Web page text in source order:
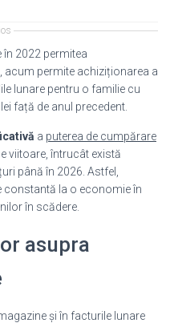
în 2022 permitea
acum permite achiziționarea a
lunare pentru o familie cu
față de anul precedent.
a puterea de cumpărare
viitoare, întrucât există
până în 2026. Astfel,
la o economie în
în scădere.
asupra
și în facturile lunare